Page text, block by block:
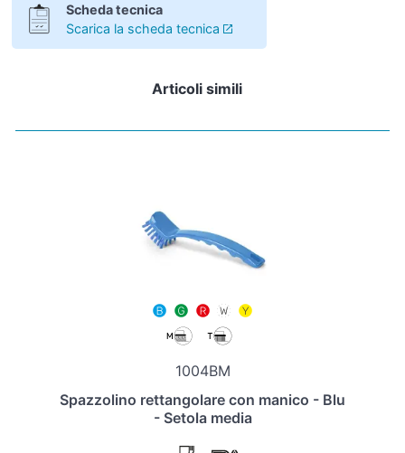
Scheda tecnica
Scarica la scheda tecnica
Articoli simili
1004BM
Spazzolino rettangolare con manico - Blu
- Setola media